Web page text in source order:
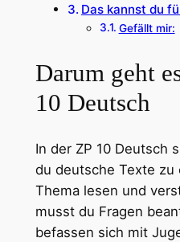
Das kannst du
Gefällt mir:
Darum geht
10 Deutsch
In der ZP 10 Deutsch
du deutsche Texte zu
Thema lesen und
musst du Fragen
befassen sich mit